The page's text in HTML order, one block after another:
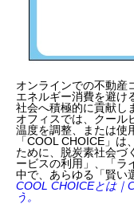
オンラインでの不動産
エネルギー消費を避け
社会へ積極的に貢献し
オフィスでは、クール
温度を調整、または使
「COOL CHOICE」
ために、脱炭素社会づ
ービスの利用」、「ラ
中で、あらゆる「賢い
COOL CHOICEとは｜
う。